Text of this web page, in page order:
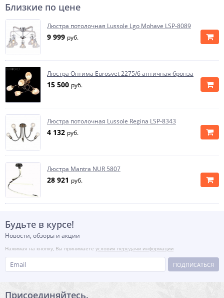
Близкие по цене
Люстра потолочная Lussole Lgo Mohave LSP-8089
9 999 руб.
Люстра Оптима Eurosvet 2275/6 античная бронза
15 500 руб.
Люстра потолочная Lussole Regina LSP-8343
4 132 руб.
Люстра Mantra NUR 5807
28 921 руб.
Будьте в курсе!
Новости, обзоры и акции
Нажимая на кнопку, Вы принимаете условия передачи информации
ПОДПИСАТЬСЯ
Присоединяйтесь.